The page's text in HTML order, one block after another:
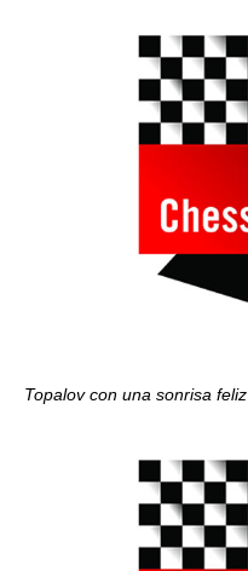
Topalov con una sonrisa feliz